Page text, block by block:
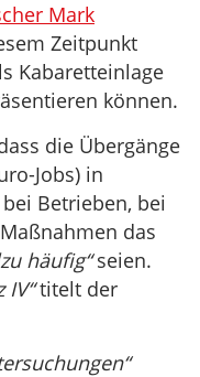
Mark
Zeitpunkt
Kabaretteinlage
können.
die Übergänge
Jobs) in
Betrieben, bei
das
häufig“seien.
titelt der